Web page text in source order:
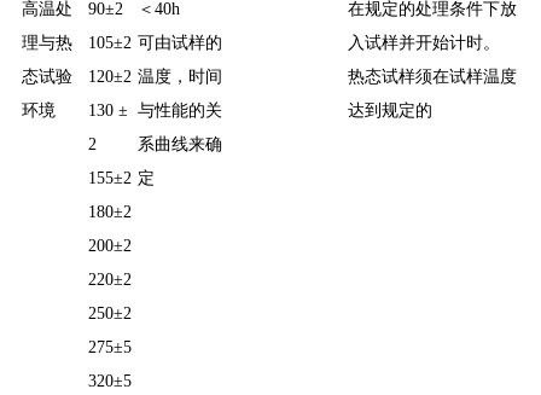
高温处
理与热
态试验
环境
90±2
105±2
120±2
130 ±
2
155±2
180±2
200±2
220±2
250±2
275±5
320±5
＜40h
可由试样的
温度，时间
与性能的关
系曲线来确
定
在规定的处理条件下放
入试样并开始计时。
热态试样须在试样温度
达到规定的